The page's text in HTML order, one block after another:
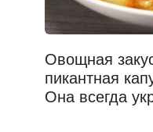
Овощная
пикантная
Она всегда